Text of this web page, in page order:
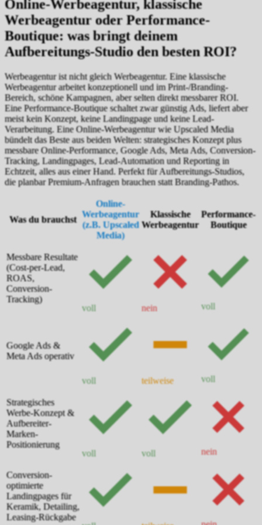
Online-Werbeagentur, klassische
Werbeagentur oder Performance-
Boutique: was bringt deinem
Aufbereitungs-Studio den besten ROI?
Werbeagentur ist nicht gleich Werbeagentur. Eine klassische
Werbeagentur arbeitet konzeptionell und im Print-/Branding-
Bereich, schöne Kampagnen, aber selten direkt messbarer ROI.
Eine Performance-Boutique schaltet zwar günstig Ads, liefert aber
meist kein Konzept, keine Landingpage und keine Lead-
Verarbeitung. Eine Online-Werbeagentur wie Upscaled Media
bündelt das Beste aus beiden Welten: strategisches Konzept plus
messbare Online-Performance, Google Ads, Meta Ads, Conversion-
Tracking, Landingpages, Lead-Automation und Reporting in
Echtzeit, alles aus einer Hand. Perfekt für Aufbereitungs-Studios,
die planbar Premium-Anfragen brauchen statt Branding-Pathos.
Was du brauchst
Online-
Werbeagentur
(z.B. Upscaled
Media)
Klassische
Werbeagentur
Performance-
Boutique
Messbare Resultate
(Cost-per-Lead,
ROAS,
Conversion-
Tracking)
voll
nein voll
Google Ads &
Meta Ads operativ
voll teilweise voll
Strategisches
Werbe-Konzept &
Aufbereiter-
Marken-
Positionierung
voll
voll nein
Conversion-
optimierte
Landingpages für
Keramik, Detailing,
Leasing-Rückgabe